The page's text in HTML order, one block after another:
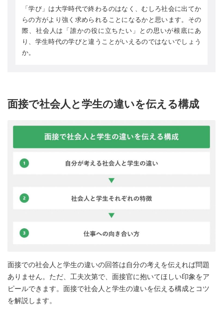
「学び」は大学時代で終わるのはなく、むしろ社会に出てか
らの方がより強く求められることになるかと思います。その
際、社会人は「誰かの役に立ちたい」との思いが根底にあ
り、学生時代の学びと違うことがいえるのではないでしょう
か。
面接で社会人と学生の違いを伝える構成
面接での社会人と学生の違いの回答は自分の考えを伝えれば問題
ありません。ただ、工夫次第で、面接官に抱いてほしい印象をア
ピールできます。面接で社会人と学生の違いを伝える構成とコツ
を解説します。